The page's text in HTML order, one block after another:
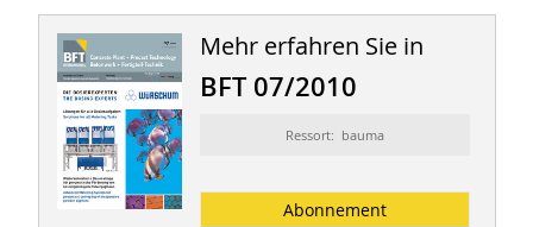
Mehr erfahren Sie in
BFT 07/2010
Ressort: bauma
Abonnement